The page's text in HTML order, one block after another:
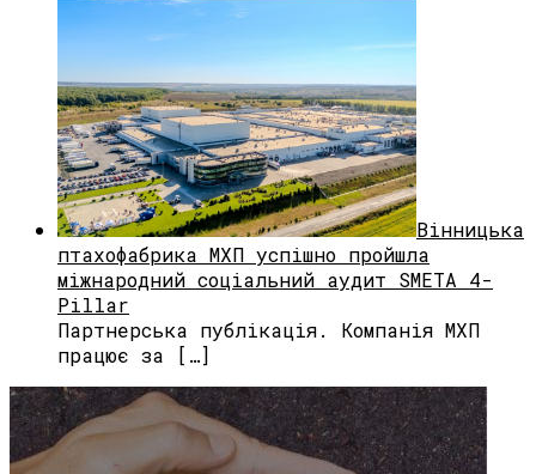
Вінницька
птахофабрика МХП успішно пройшла
міжнародний соціальний аудит SMETA 4-
Pillar
Партнерська публікація. Компанія МХП
працює за […]